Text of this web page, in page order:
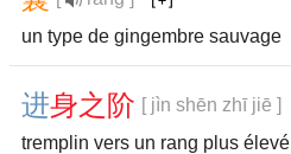
un type de gingembre sauvage
进身之 阶 [ jìn shēn zhī jiē ]
tremplin vers un rang plus élevé